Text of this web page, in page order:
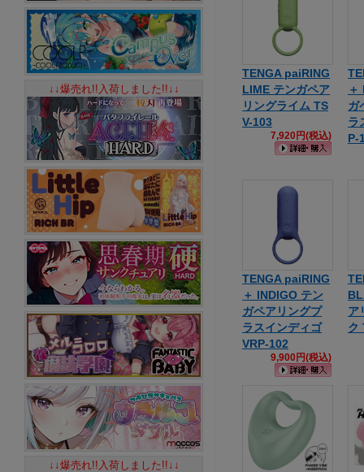
TENGA paiRING
LIME テンガペア
リングライム TS
V-103
7,920円(税込)
＋
ガ
ラ
P-
TENGA paiRING
＋ INDIGO テン
ガペアリングプ
ラスインディゴ
VRP-102
9,900円(税込)
ア
ク
↓↓爆売れ!!入荷しました!!↓↓
↓↓爆売れ!!入荷しました!!↓↓